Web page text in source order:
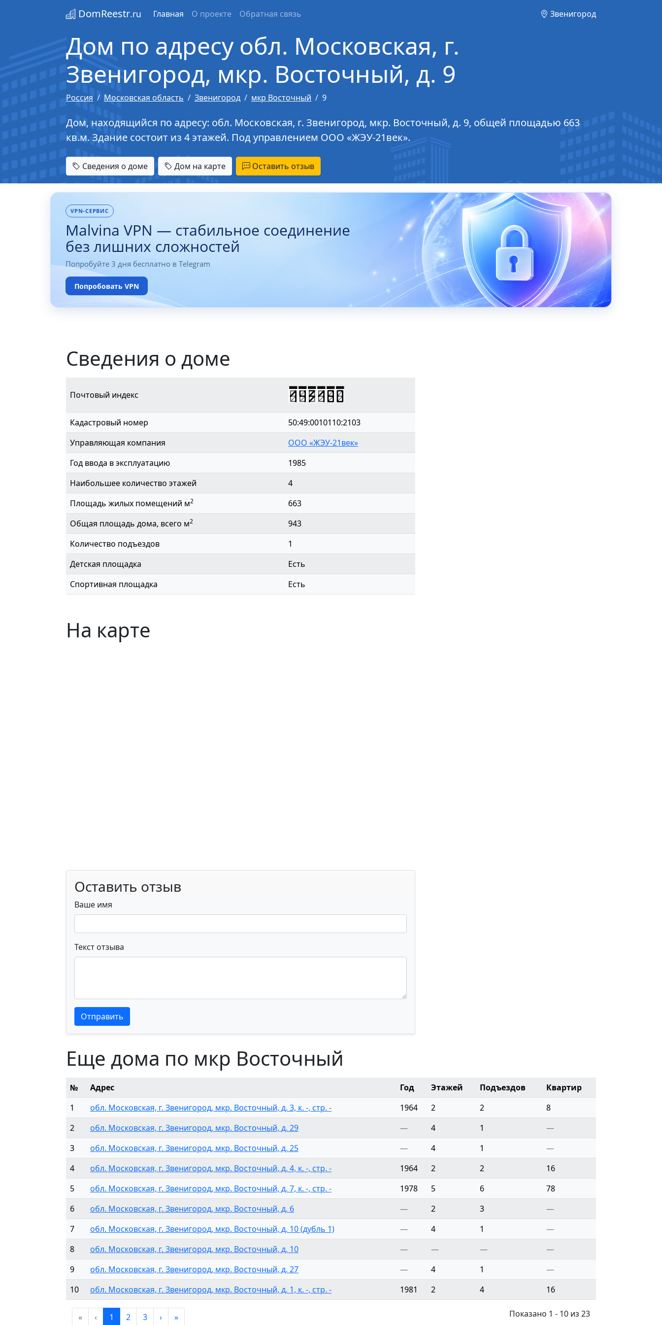
DomReestr.ru Главная О проекте Обратная связь Звенигород
Дом по адресу обл. Московская, г.
Звенигород, мкр. Восточный, д. 9
Россия Московская область Звенигород мкр Восточный 9
Дом, находящийся по адресу: обл. Московская, г. Звенигород, мкр. Восточный, д. 9, общей площадью 663
кв.м. Здание состоит из 4 этажей. Под управлением ООО «ЖЭУ-21век».
Сведения о доме Дом на карте Оставить отзыв
VPN-СЕРВИС
Malvina VPN — стабильное соединение
без лишних сложностей
Попробуйте 3 дня бесплатно в Telegram
Попробовать VPN
Сведения о доме
Почтовый индекс 143180
Кадастровый номер
50:49:0010110:2103
Управляющая компания
ООО «ЖЭУ-21век»
Год ввода в эксплуатацию
1985
Наибольшее количество этажей
4
Площадь жилых помещений м2
663
Общая площадь дома, всего м2
943
Количество подъездов
1
Детская площадка
Есть
Спортивная площадка
Есть
На карте
Оставить отзыв
Ваше имя
Текст отзыва
Текст отзыва
Текст отзыва
Отправить
Еще дома по мкр Восточный
№ Адрес Год Этажей Подъездов
Квартир
1
обл. Московская, г. Звенигород, мкр. Восточный, д. 3, к. -, стр. - 1964 2 2
8
2
обл. Московская, г. Звенигород, мкр. Восточный, д. 29 — 4 1
—
3
обл. Московская, г. Звенигород, мкр. Восточный, д. 25 — 4 1
—
4
обл. Московская, г. Звенигород, мкр. Восточный, д. 4, к. -, стр. - 1964 2 2
16
5
обл. Московская, г. Звенигород, мкр. Восточный, д. 7, к. -, стр. - 1978 5 6
78
6
обл. Московская, г. Звенигород, мкр. Восточный, д. 6 — 2 3
—
7
обл. Московская, г. Звенигород, мкр. Восточный, д. 10 (дубль 1) — 4 1
—
8
обл. Московская, г. Звенигород, мкр. Восточный, д. 10 — — —
—
9
обл. Московская, г. Звенигород, мкр. Восточный, д. 27 — 4 1
—
10
обл. Московская, г. Звенигород, мкр. Восточный, д. 1, к. -, стр. - 1981 2 4 16
« ‹ 1 2 3 › » Показано 1 - 10 из 23